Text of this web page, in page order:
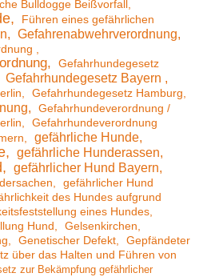
Bulldogge Beißvorfall
Führen eines gefährlichen
Gefahrenabwehrverordnung
Gefahrhundegesetz
Gefahrhundegesetz Bayern
Gefahrhundegesetz Hamburg
Gefahrhundeverordnung /
Gefahrhundeverordnung
gefährliche Hunde
gefährliche Hunderassen
gefährlicher Hund Bayern
gefährlicher Hund
des Hundes aufgrund
eines Hundes
Hund
Gelsenkirchen
Genetischer Defekt
Gepfändeter
über das Halten und Führen von
zur Bekämpfung gefährlicher